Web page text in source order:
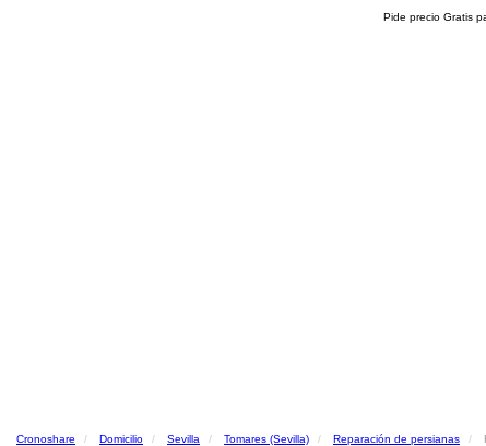
Pide precio Gratis
Cronoshare Domicilio Sevilla Tomares (Sevilla) Reparación de persianas